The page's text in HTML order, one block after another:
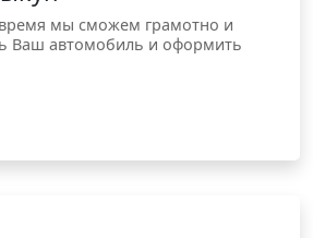
мы сможем грамотно и
Ваш автомобиль и оформить